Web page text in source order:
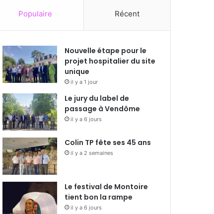
Populaire Récent
Nouvelle étape pour le
projet hospitalier du site
unique
il y a 1 jour
Le jury du label de
passage à Vendôme
il y a 6 jours
Colin TP fête ses 45 ans
il y a 2 semaines
Le festival de Montoire
tient bon la rampe
il y a 6 jours